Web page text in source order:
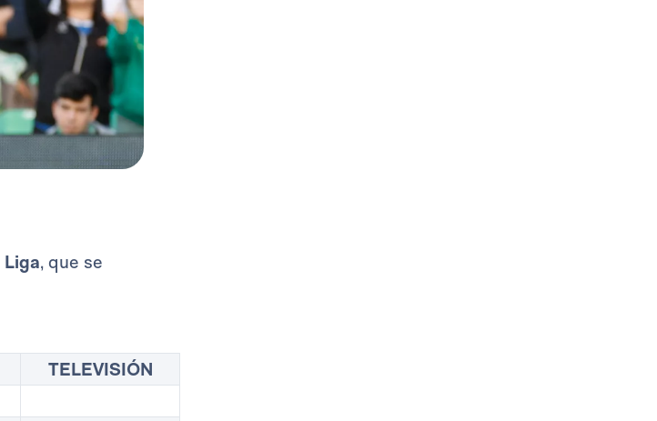
Liga, que se
TELEVISIÓN